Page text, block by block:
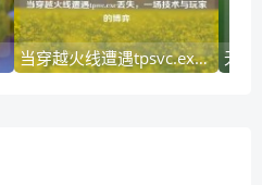
当穿越火线遭遇tpsvc.exe丢失，一场技术与玩家的博弈